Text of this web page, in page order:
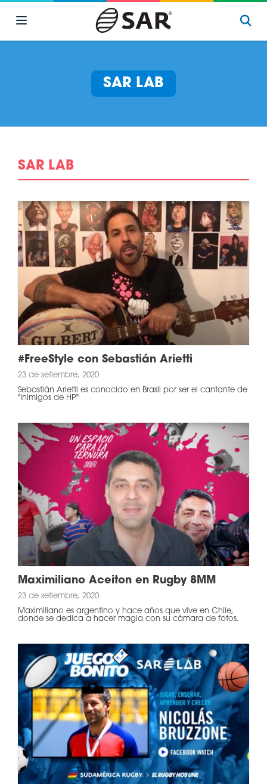
SAR LAB
SAR LAB
#FreeStyle con Sebastián Arietti
23 de setiembre, 2020
Sebastián Arietti es conocido en Brasil por ser el cantante de
"Inimigos de HP"
Maximiliano Aceiton en Rugby 8MM
23 de setiembre, 2020
Maximiliano es argentino y hace años que vive en Chile,
donde se dedica a hacer magia con su cámara de fotos.